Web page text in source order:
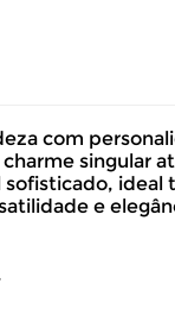
com
singular
ideal
e